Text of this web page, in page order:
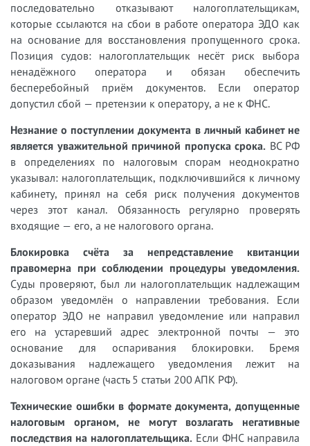
последовательно отказывают налогоплательщикам,
которые ссылаются на сбои в работе оператора ЭДО как
на основание для восстановления пропущенного срока.
Позиция судов: налогоплательщик несёт риск выбора
ненадёжного оператора и обязан обеспечить
бесперебойный приём документов. Если оператор
допустил сбой — претензии к оператору, а не к ФНС.
Незнание о поступлении документа в личный кабинет не
является уважительной причиной пропуска срока. ВС РФ
в определениях по налоговым спорам неоднократно
указывал: налогоплательщик, подключившийся к личному
кабинету, принял на себя риск получения документов
через этот канал. Обязанность регулярно проверять
входящие — его, а не налогового органа.
Блокировка счёта за непредставление квитанции
правомерна при соблюдении процедуры уведомления.
Суды проверяют, был ли налогоплательщик надлежащим
образом уведомлён о направлении требования. Если
оператор ЭДО не направил уведомление или направил
его на устаревший адрес электронной почты — это
основание для оспаривания блокировки. Бремя
доказывания надлежащего уведомления лежит на
налоговом органе (часть 5 статьи 200 АПК РФ).
Технические ошибки в формате документа, допущенные
налоговым органом, не могут возлагать негативные
последствия на налогоплательщика. Если ФНС направила